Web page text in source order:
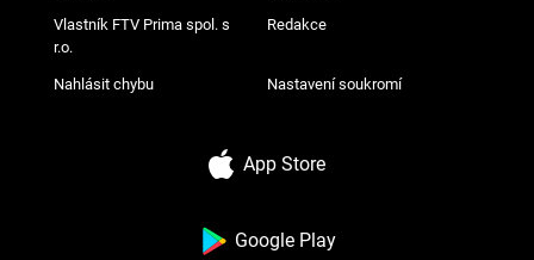
Vlastník FTV Prima spol. s
r.o.
Redakce
Nahlásit chybu Nastavení soukromí
App Store
Google Play